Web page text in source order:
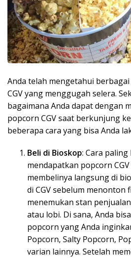
Anda telah mengetahui
CGV yang menggugah selera.
bagaimana Anda dapat dengan
popcorn CGV saat berkunjung
beberapa cara yang bisa Anda
Beli di Bioskop: Cara
mendapatkan popcorn
membelinya langsung di
di CGV sebelum menonton
menemukan stan
atau lobi. Di sana, Anda
popcorn yang Anda
Popcorn, Salty Popcorn,
varian lainnya. Setelah